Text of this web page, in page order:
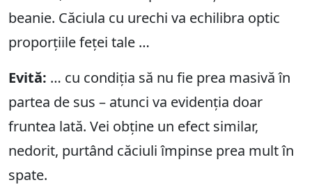
beanie. Căciula cu urechi va echilibra optic
proporțiile feței tale …
Evită: … cu condiția să nu fie prea masivă în
partea de sus – atunci va evidenția doar
fruntea lată. Vei obține un efect similar,
nedorit, purtând căciuli împinse prea mult în
spate.